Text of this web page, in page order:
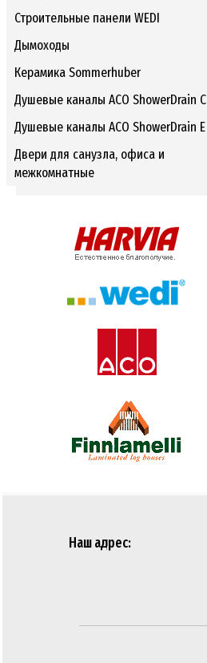
Строительные панели WEDI
Дымоходы
Керамика Sommerhuber
Душевые каналы ACO ShowerDrain C
Душевые каналы ACO ShowerDrain E
Двери для санузла, офиса и
межкомнатные
Наш адрес: